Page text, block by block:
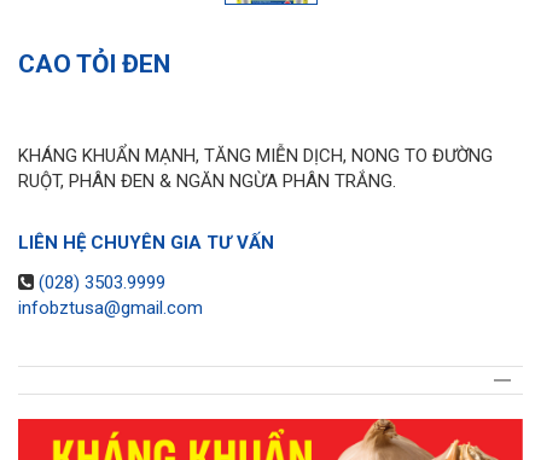
CAO TỎI ĐEN
KHÁNG KHUẨN MẠNH, TĂNG MIỄN DỊCH, NONG TO ĐƯỜNG
RUỘT, PHÂN ĐEN & NGĂN NGỪA PHÂN TRẮNG.
LIÊN HỆ CHUYÊN GIA TƯ VẤN
(028) 3503.9999
infobztusa@gmail.com